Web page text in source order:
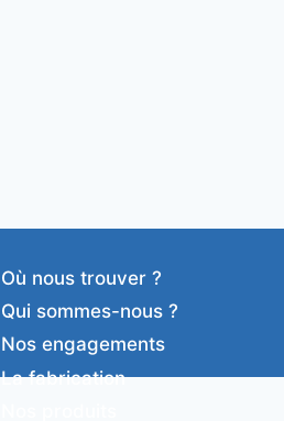
Où nous trouver ?
Qui sommes-nous ?
Nos engagements
La fabrication